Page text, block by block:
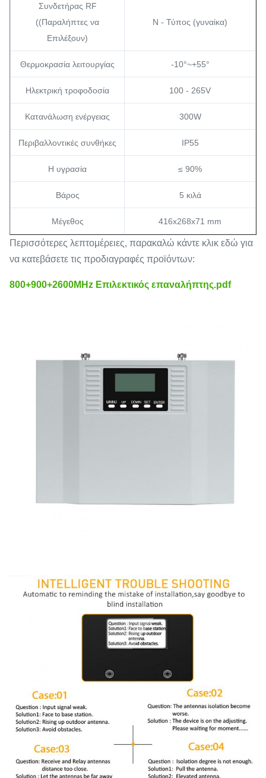
Συνδετήρας RF
((Παραλήπτες να
Επιλέξουν)
N - Τύπος (γυναίκα)
Θερμοκρασία λειτουργίας -10°~+55°
Ηλεκτρική τροφοδοσία 100 - 265V
Κατανάλωση ενέργειας 300W
Περιβαλλοντικές συνθήκες IP55
Η υγρασία ≤ 90%
Βάρος 5 κιλά
Μέγεθος 416x268x71 mm
Περισσότερες λεπτομέρειες, παρακαλώ κάντε κλικ εδώ για
να κατεβάσετε τις προδιαγραφές προϊόντων:
800+900+2600MHz Επιλεκτικός επαναλήπτης.pdf